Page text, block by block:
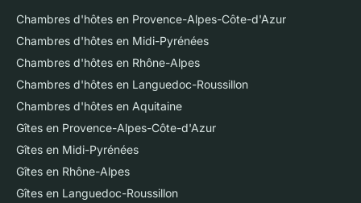
Chambres d'hôtes en Provence-Alpes-Côte-d'Azur
Chambres d'hôtes en Midi-Pyrénées
Chambres d'hôtes en Rhône-Alpes
Chambres d'hôtes en Languedoc-Roussillon
Chambres d'hôtes en Aquitaine
Gîtes en Provence-Alpes-Côte-d'Azur
Gîtes en Midi-Pyrénées
Gîtes en Rhône-Alpes
Gîtes en Languedoc-Roussillon